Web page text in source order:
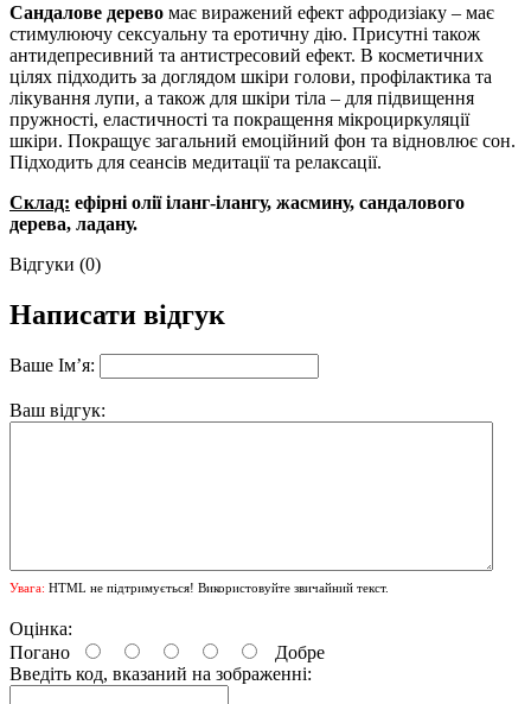
Сандалове дерево має виражений ефект афродизіаку – має
стимулюючу сексуальну та еротичну дію. Присутні також
антидепресивний та антистресовий ефект. В косметичних
цілях підходить за доглядом шкіри голови, профілактика та
лікування лупи, а також для шкіри тіла – для підвищення
пружності, еластичності та покращення мікроциркуляції
шкіри. Покращує загальний емоційний фон та відновлює сон.
Підходить для сеансів медитації та релаксації.
Склад: ефірні олії іланг-ілангу, жасмину, сандалового
дерева, ладану.
Відгуки (0)
Написати відгук
Ваше Ім’я:
Ваш відгук:
Увага: HTML не підтримується! Використовуйте звичайний текст.
Оцінка:
Погано
Добре
Введіть код, вказаний на зображенні: